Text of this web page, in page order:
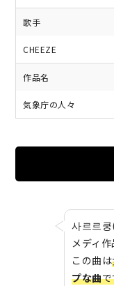
歌手
CHEEZE
作品名
気象庁の人々
사르르
メディ作
この曲は
プな曲